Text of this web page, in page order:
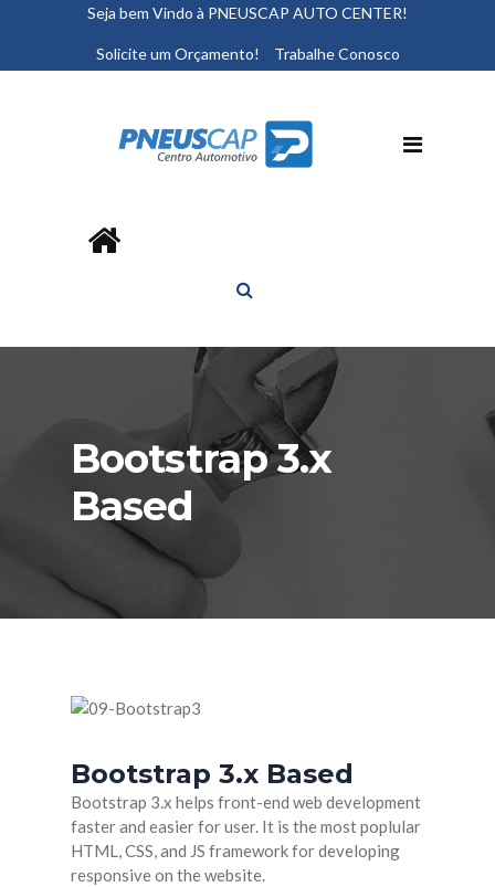
Seja bem Vindo à PNEUSCAP AUTO CENTER!
Solicite um Orçamento! Trabalhe Conosco
Bootstrap 3.x
Based
Bootstrap 3.x Based
Bootstrap 3.x helps front-end web development
faster and easier for user. It is the most poplular
HTML, CSS, and JS framework for developing
responsive on the website.